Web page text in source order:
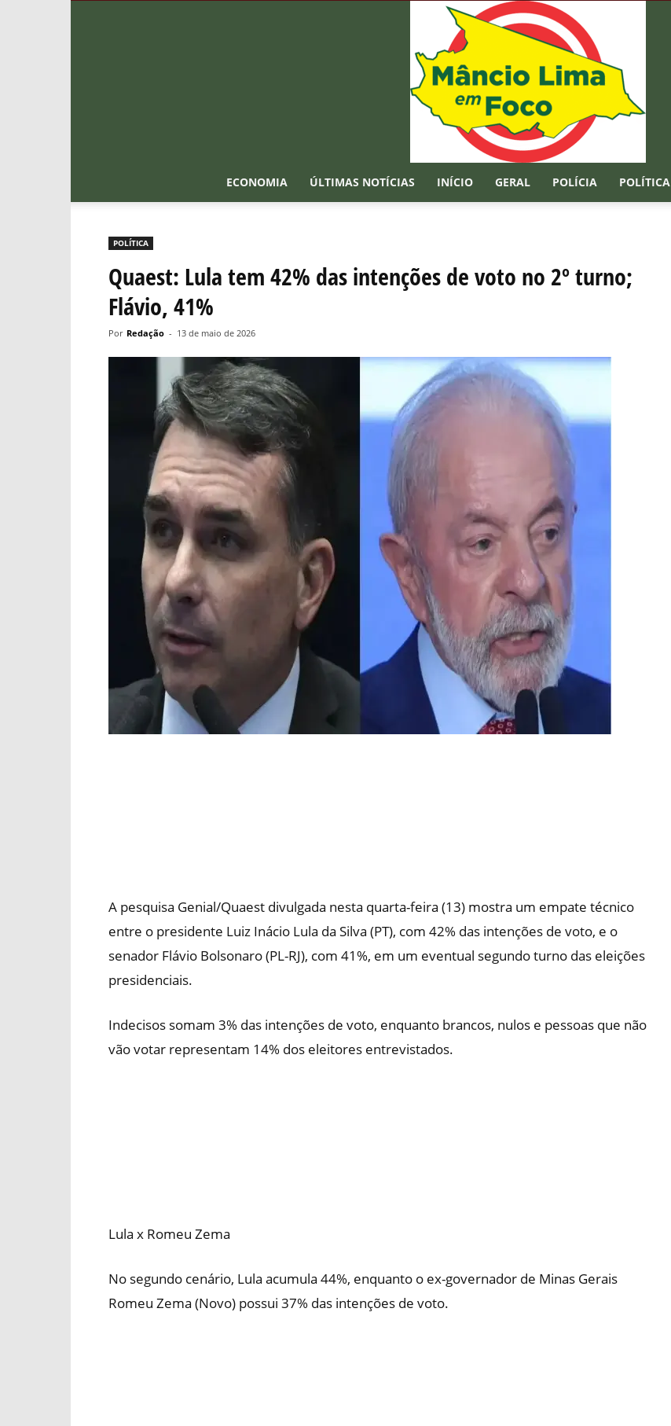
Foco
ECONOMIA ÚLTIMAS NOTÍCIAS INÍCIO GERAL POLÍCIA POLÍTICA
POLÍTICA
Quaest: Lula tem 42% das intenções de voto no 2º turno;
Flávio, 41%
Por Redação - 13 de maio de 2026
A pesquisa Genial/Quaest divulgada nesta quarta-feira (13) mostra um empate técnico
entre o presidente Luiz Inácio Lula da Silva (PT), com 42% das intenções de voto, e o
senador Flávio Bolsonaro (PL-RJ), com 41%, em um eventual segundo turno das eleições
presidenciais.
Indecisos somam 3% das intenções de voto, enquanto brancos, nulos e pessoas que não
vão votar representam 14% dos eleitores entrevistados.
Lula x Romeu Zema
No segundo cenário, Lula acumula 44%, enquanto o ex-governador de Minas Gerais
Romeu Zema (Novo) possui 37% das intenções de voto.